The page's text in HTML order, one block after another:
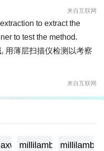
来自互联网
to extract the
to test the method.
用薄层扫描仪检测以考察
来自互联网
millilambda